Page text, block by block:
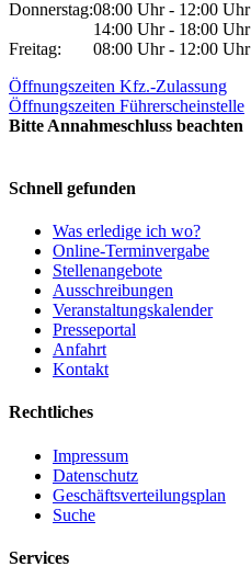
Donnerstag:08:00 Uhr - 12:00 Uhr
14:00 Uhr - 18:00 Uhr
Freitag:
08:00 Uhr - 12:00 Uhr
Öffnungszeiten Kfz.-Zulassung
Öffnungszeiten Führerscheinstelle
Bitte Annahmeschluss beachten
Schnell gefunden
Was erledige ich wo?
Online-Terminvergabe
Stellenangebote
Ausschreibungen
Veranstaltungskalender
Presseportal
Anfahrt
Kontakt
Rechtliches
Impressum
Datenschutz
Geschäftsverteilungsplan
Suche
Services